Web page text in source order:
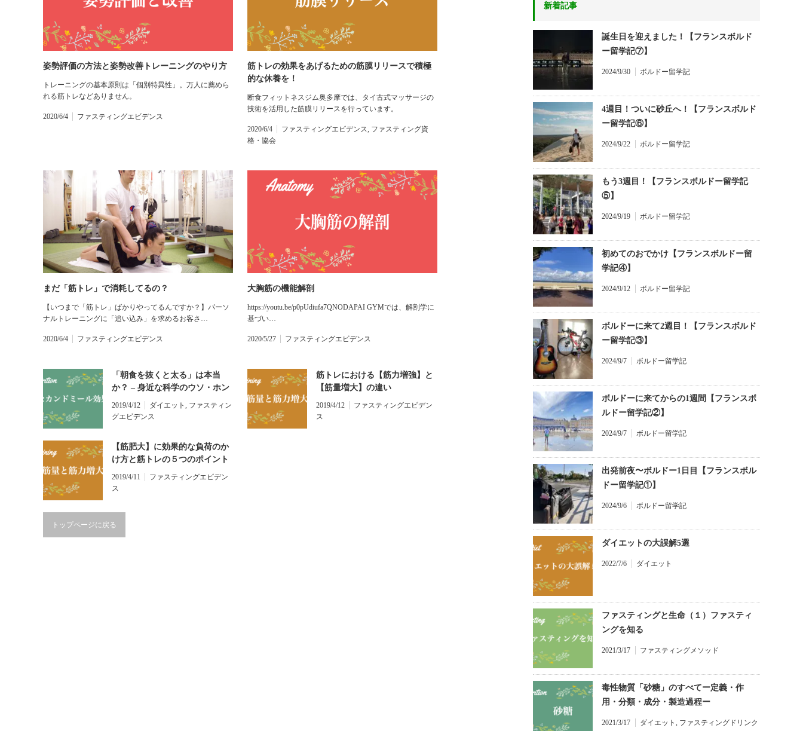
姿勢評価の方法と姿勢改善トレーニングのやり方
トレーニングの基本原則は「個別特異性」。万人に薦めら
れる筋トレなどありません。
2020/6/4 ファスティングエビデンス
筋トレの効果をあげるための筋膜リリースで積極
的な休養を！
断食フィットネスジム奥多摩では、タイ古式マッサージの
技術を活用した筋膜リリースを行っています。
2020/6/4 ファスティングエビデンス, ファスティング資
格・協会
まだ「筋トレ」で消耗してるの？
【いつまで「筋トレ」ばかりやってるんですか？】パーソ
ナルトレーニングに「追い込み」を求めるお客さ…
2020/6/4 ファスティングエビデンス
大胸筋の機能解剖
https://youtu.be/p0pUdiufa7QNODAPAI GYMでは、解剖学に
基づい…
2020/5/27 ファスティングエビデンス
「朝食を抜くと太る」は本当
か？ – 身近な科学のウソ・ホン
ト
2019/4/12 ダイエット , ファスティン
グエビデンス
筋トレにおける【筋力増強】と
【筋量増大】の違い
2019/4/12
ファスティングエビデン
ス
【筋肥大】に効果的な負荷のか
け方と筋トレの５つのポイント
2019/4/11
ファスティングエビデン
ス
トップページに戻る
新着記事
誕生日を迎えました！【フランスボルド
ー留学記⑦】
2024/9/30 ボルドー留学記
4週目！ついに砂丘へ！【フランスボルド
ー留学記⑥】
2024/9/22 ボルドー留学記
もう3週目！【フランスボルドー留学記
⑤】
2024/9/19 ボルドー留学記
初めてのおでかけ【フランスボルドー留
学記④】
2024/9/12 ボルドー留学記
ボルドーに来て2週目！【フランスボルド
ー留学記③】
2024/9/7 ボルドー留学記
ボルドーに来てからの1週間【フランスボ
ルドー留学記②】
2024/9/7 ボルドー留学記
出発前夜〜ボルドー1日目【フランスボル
ドー留学記①】
2024/9/6 ボルドー留学記
ダイエットの大誤解5選
2022/7/6 ダイエット
ファスティングと生命（１）ファスティ
ングを知る
2021/3/17 ファスティングメソッド
毒性物質「砂糖」のすべてー定義・作
用・分類・成分・製造過程ー
2021/3/17 ダイエット ファスティングドリンク